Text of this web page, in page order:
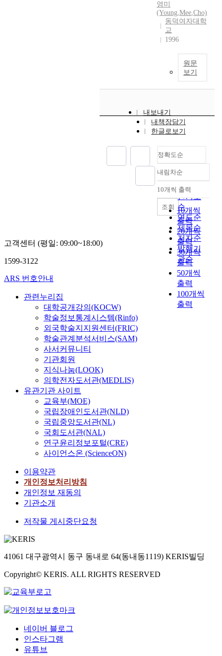
영미
(Young,Mee,Cho)
동덕여자대학
교
1996
원문
보기
내보내기
내책장담기
한글로보기
정확도순
정확도
순
인기도
순
연도순
제목순
저자순
발행기
관순
내림차순
내림차순
10개씩 출력
10개씩
출력
20개씩
출력
30개씩
출력
50개씩
출력
100개씩
출력
조회
고객센터 (평일: 09:00~18:00)
1599-3122
ARS 번호안내
관련누리집
대학공개강의(KOCW)
학술정보통계시스템(Rinfo)
외국학술지지원센터(FRIC)
학술관계분석서비스(SAM)
사서커뮤니티
기관회원
지식나눔(LOOK)
의학전자도서관(MEDLIS)
유관기관 사이트
교육부(MOE)
국립장애인도서관(NLD)
국립중앙도서관(NL)
국회도서관(NAL)
연구윤리정보포털(CRE)
사이언스온 (ScienceON)
이용약관
개인정보처리방침
개인정보 재동의
기관소개
저작물 게시중단요청
41061 대구광역시 동구 동내로 64(동내동1119) KERIS빌딩
Copyright© KERIS. ALL RIGHTS RESERVED
네이버 블로그
인스타그램
유튜브